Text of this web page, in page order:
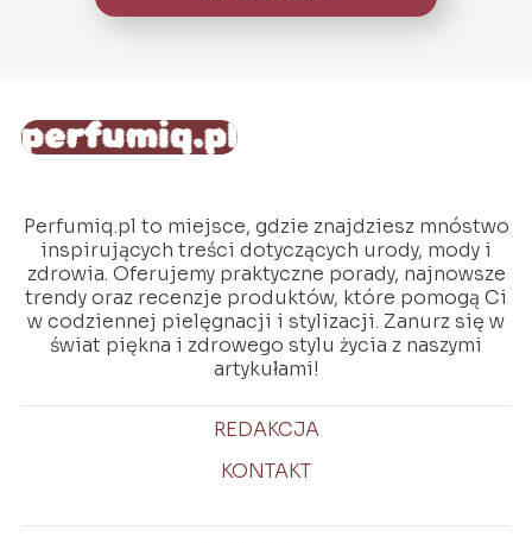
Perfumiq.pl to miejsce, gdzie znajdziesz mnóstwo
inspirujących treści dotyczących urody, mody i
zdrowia. Oferujemy praktyczne porady, najnowsze
trendy oraz recenzje produktów, które pomogą Ci
w codziennej pielęgnacji i stylizacji. Zanurz się w
świat piękna i zdrowego stylu życia z naszymi
artykułami!
REDAKCJA
KONTAKT